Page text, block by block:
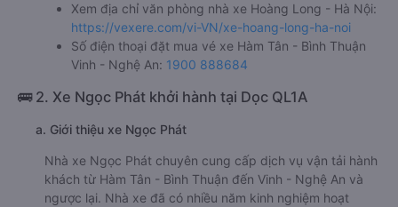
Xem địa chỉ văn phòng nhà xe Hoàng Long - Hà Nội:
https://vexere.com/vi-VN/xe-hoang-long-ha-noi
Số điện thoại đặt mua vé xe Hàm Tân - Bình Thuận
Vinh - Nghệ An: 1900 888684
🚌 2. Xe Ngọc Phát khởi hành tại Dọc QL1A
a. Giới thiệu xe Ngọc Phát
Nhà xe Ngọc Phát chuyên cung cấp dịch vụ vận tải hành
khách từ Hàm Tân - Bình Thuận đến Vinh - Nghệ An và
ngược lại. Nhà xe đã có nhiều năm kinh nghiệm hoạt